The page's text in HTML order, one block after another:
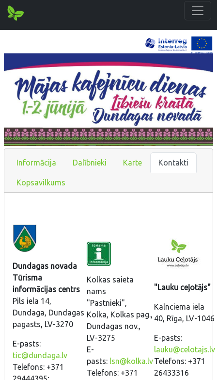
Informācija Dalībnieki Karte Kontakti
Kopsavilkums
Dundagas novada
Tūrisma
informācijas centrs
Pils iela 14,
Dundaga, Dundagas
pagasts, LV-3270
E-pasts:
tic@dundaga.lv
Telefons: +371
Kolkas saieta
nams
"Pastnieki",
Kolka, Kolkas pag.,
Dundagas nov.,
LV-3275
E-
pasts: lsn@kolka.lv
Telefons: +371
"Lauku ceļotājs"
Kalnciema iela
40, Rīga, LV-1046
E-pasts:
lauku@celotajs.lv
Telefons: +371
26433316